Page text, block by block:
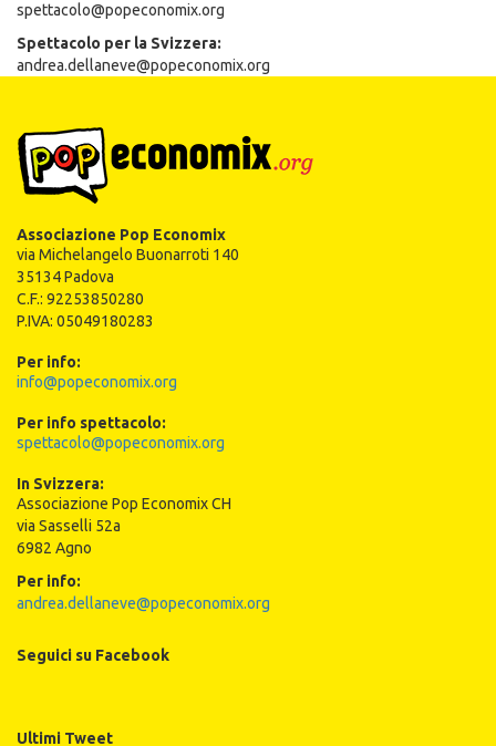
spettacolo@popeconomix.org
Spettacolo per la Svizzera:
andrea.dellaneve@popeconomix.org
Associazione Pop Economix
via Michelangelo Buonarroti 140
35134 Padova
C.F.: 92253850280
P.IVA: 05049180283
Per info:
info@popeconomix.org
Per info spettacolo:
spettacolo@popeconomix.org
In Svizzera:
Associazione Pop Economix CH
via Sasselli 52a
6982 Agno
Per info:
andrea.dellaneve@popeconomix.org
Seguici su Facebook
Ultimi Tweet